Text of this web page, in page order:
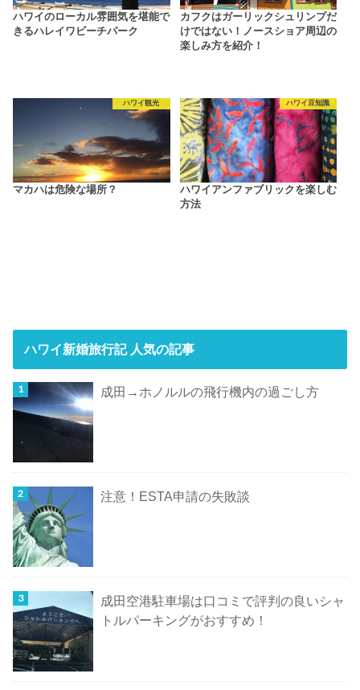
ハワイのローカル雰囲気を堪能で
きるハレイワビーチパーク
カフクはガーリックシュリンプだ
けではない！ノースショア周辺の
楽しみ方を紹介！
ハワイ観光
マカハは危険な場所？
ハワイ豆知識
ハワイアンファブリックを楽しむ
方法
ハワイ新婚旅行記 人気の記事
成田→ホノルルの飛行機内の過ごし方
注意！ESTA申請の失敗談
成田空港駐車場は口コミで評判の良いシャ
トルパーキングがおすすめ！